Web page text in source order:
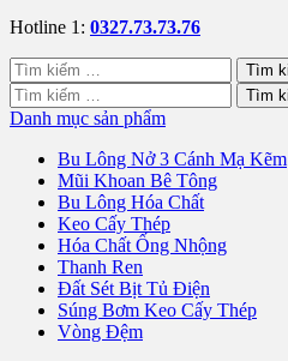
Hotline 1: 0327.73.73.76
Tìm
kiếm
cho:
Tìm
kiếm
Danh mục sản phẩm
Bu Lông Nở 3 Cánh Mạ Kẽm
Mũi Khoan Bê Tông
Bu Lông Hóa Chất
Keo Cấy Thép
Hóa Chất Ống Nhộng
Thanh Ren
Đất Sét Bịt Tủ Điện
Súng Bơm Keo Cấy Thép
Vòng Đệm